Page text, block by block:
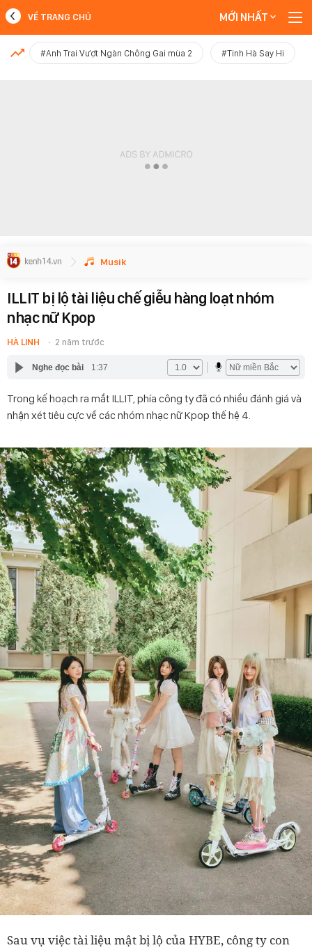
MỚI NHẤT
VỀ TRANG CHỦ MỚI NHẤT
#Anh Trai Vượt Ngàn Chông Gai mùa 2 #Tinh Hà Say Hi
Musik
ILLIT bị lộ tài liệu chế giễu hàng loạt nhóm
nhạc nữ Kpop
HÀ LINH 2 năm trước
Nghe đọc bài 1:37
Trong kế hoạch ra mắt ILLIT, phía công ty đã có nhiều đánh giá và
nhận xét tiêu cực về các nhóm nhạc nữ Kpop thế hệ 4.
Sau vụ việc tài liệu mật bị lộ của HYBE, công ty con